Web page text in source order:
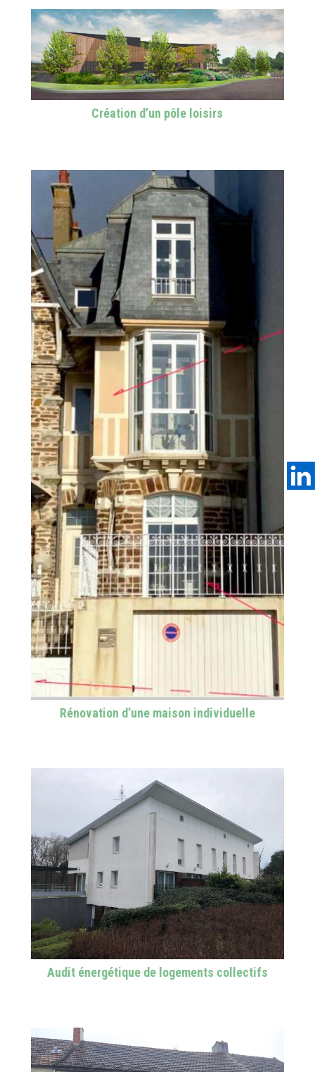
Création d’un pôle loisirs
Rénovation d’une maison individuelle
Audit énergétique de logements collectifs